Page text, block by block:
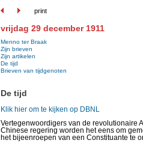
print
vrijdag 29 december 1911
Menno ter Braak
Zijn brieven
Zijn artikelen
De tijd
Brieven van tijdgenoten
De tijd
Klik hier om te kijken op DBNL
Vertegenwoordigers van de revolutionaire
Chinese regering worden het eens om
het bijeenroepen van een Constituante te